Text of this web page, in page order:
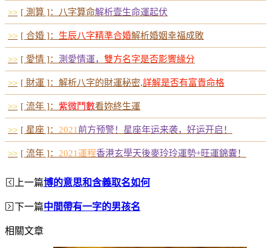
>> [ 測算 ]：八字算命解析壹生命運起伏
>> [ 合婚 ]： 生辰八字精準合婚解析婚姻幸福成敗
>> [ 愛情 ]： 測愛情運， 雙方名字是否影響緣分
>> [ 財運 ]：解析八字的財運秘密,詳解是否有富貴命格
>> [ 流年 ]： 紫微鬥數看妳終生運
>> [ 星座 ]： 2021前方预警！星座年运来袭，好运开启！
>> [ 流年 ]： 2021運程香港玄學天後麥玲玲運勢+旺運錦囊！
上一篇博的意思和含義取名如何
下一篇中間帶有一字的男孩名
相關文章